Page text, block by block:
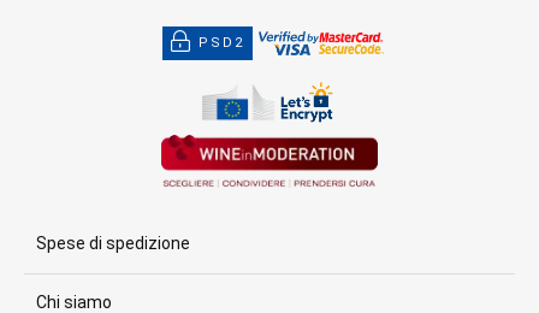
PSD2
Spese di spedizione
Chi siamo